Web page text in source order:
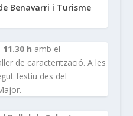
Benavarri i Turisme
11.30 h amb el
de caracterització. A les
festiu des del